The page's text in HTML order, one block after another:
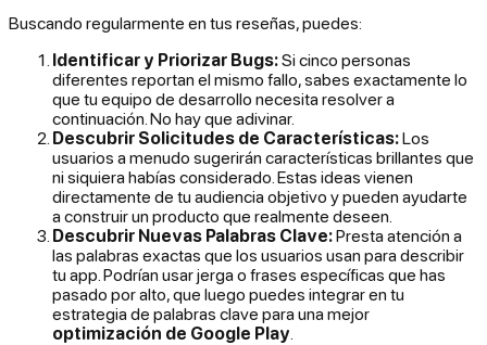
Buscando regularmente en tus reseñas, puedes:
Identificar y Priorizar Bugs:Si cinco personas
diferentes reportan el mismo fallo, sabes exactamente lo
que tu equipo de desarrollo necesita resolver a
continuación. No hay que adivinar.
Descubrir Solicitudes de Características:Los
usuarios a menudo sugerirán características brillantes que
ni siquiera habías considerado. Estas ideas vienen
directamente de tu audiencia objetivo y pueden ayudarte
a construir un producto que realmente deseen.
Descubrir Nuevas Palabras Clave:Presta atención a
las palabras exactas que los usuarios usan para describir
tu app. Podrían usar jerga o frases específicas que has
pasado por alto, que luego puedes integrar en tu
estrategia de palabras clave para una mejor
optimización de Google Play